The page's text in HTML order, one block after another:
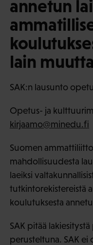
annetun
lain
SAK:n lausunto
Opetus- ja
kirjaamo@minedu.fi
Suomen
mahdollisuudesta
laeiksi
tutkintorekistereistä
koulutuksesta
SAK pitää
perusteltuna. SAK ei